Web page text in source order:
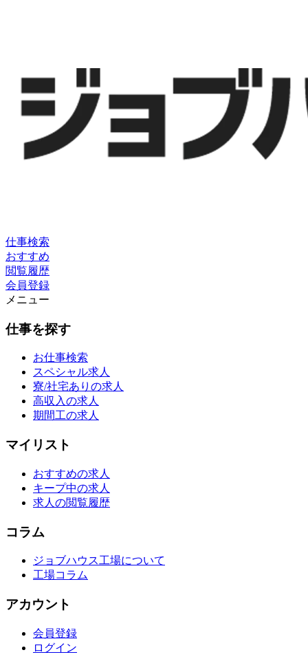
仕事検索
おすすめ
閲覧履歴
会員登録
メニュー
仕事を探す
お仕事検索
スペシャル求人
寮/社宅ありの求人
高収入の求人
期間工の求人
マイリスト
おすすめの求人
キープ中の求人
求人の閲覧履歴
コラム
ジョブハウス工場について
工場コラム
アカウント
会員登録
ログイン